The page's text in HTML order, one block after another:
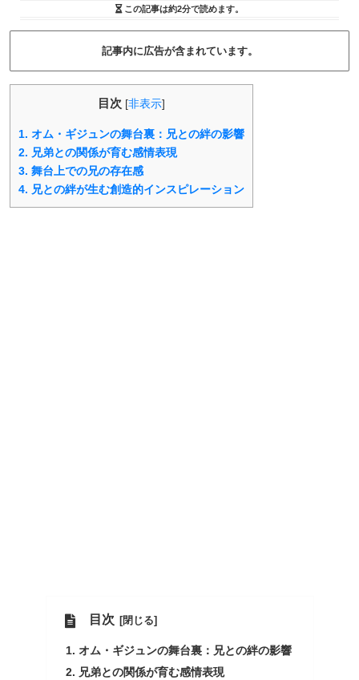
この記事は約2分で読めます。
記事内に広告が含まれています。
目次 [非表示]
1. オム・ギジュンの舞台裏：兄との絆の影響
2. 兄弟との関係が育む感情表現
3. 舞台上での兄の存在感
4. 兄との絆が生む創造的インスピレーション
目次
オム・ギジュンの舞台裏：兄との絆の影響
兄弟との関係が育む感情表現